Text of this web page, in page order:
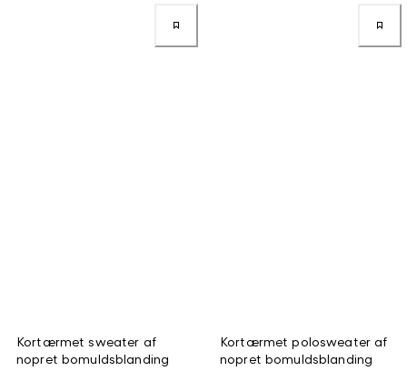
Kortærmet sweater af
nopret bomuldsblanding
Kortærmet polosweater af
nopret bomuldsblanding